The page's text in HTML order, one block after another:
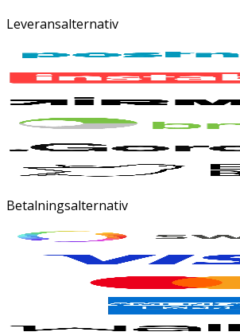
Leveransalternativ
Betalningsalternativ